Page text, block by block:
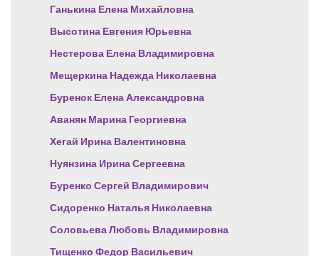
Ганькина Елена Михайловна
Высотина Евгения Юрьевна
Нестерова Елена Владимировна
Мещеркина Надежда Николаевна
Буренок Елена Александровна
Аванян Марина Георгиевна
Хегай Ирина Валентиновна
Нуянзина Ирина Сергеевна
Буренко Сергей Владимирович
Сидоренко Наталья Николаевна
Соловьева Любовь Владимировна
Тищенко Федор Васильевич